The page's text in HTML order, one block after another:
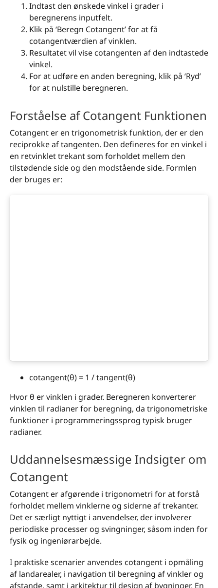
Indtast den ønskede vinkel i grader i
beregnerens inputfelt.
Klik på ‘Beregn Cotangent’ for at få
cotangentværdien af vinklen.
Resultatet vil vise cotangenten af den indtastede
vinkel.
For at udføre en anden beregning, klik på ‘Ryd’
for at nulstille beregneren.
Forståelse af Cotangent Funktionen
Cotangent er en trigonometrisk funktion, der er den
reciprokke af tangenten. Den defineres for en vinkel i
en retvinklet trekant som forholdet mellem den
tilstødende side og den modstående side. Formlen
der bruges er:
cotangent(θ) = 1 / tangent(θ)
Hvor θ er vinklen i grader. Beregneren konverterer
vinklen til radianer for beregning, da trigonometriske
funktioner i programmeringssprog typisk bruger
radianer.
Uddannelsesmæssige Indsigter om
Cotangent
Cotangent er afgørende i trigonometri for at forstå
forholdet mellem vinklerne og siderne af trekanter.
Det er særligt nyttigt i anvendelser, der involverer
periodiske processer og svingninger, såsom inden for
fysik og ingeniørarbejde.
I praktiske scenarier anvendes cotangent i opmåling
af landarealer, i navigation til beregning af vinkler og
afstande, samt i arkitektur til design af bygninger. En